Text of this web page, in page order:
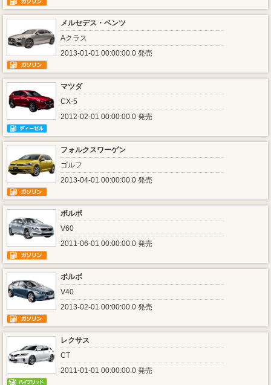
メルセデス・ベンツ
Aクラス
2013-01-01 00:00:00.0 発売
マツダ
CX-5
2012-02-01 00:00:00.0 発売
フォルクスワーゲン
ゴルフ
2013-04-01 00:00:00.0 発売
ボルボ
V60
2011-06-01 00:00:00.0 発売
ボルボ
V40
2013-02-01 00:00:00.0 発売
レクサス
CT
2011-01-01 00:00:00.0 発売